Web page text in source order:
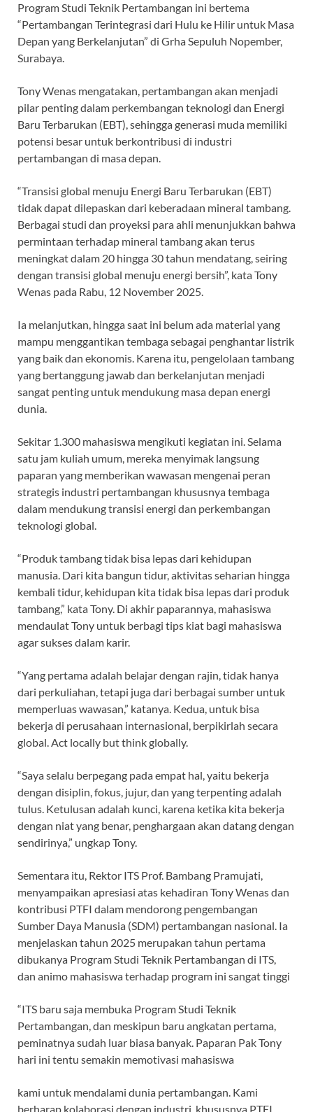
Program Studi Teknik Pertambangan ini bertema
“Pertambangan Terintegrasi dari Hulu ke Hilir untuk Masa
Depan yang Berkelanjutan” di Grha Sepuluh Nopember,
Surabaya.
Tony Wenas mengatakan, pertambangan akan menjadi
pilar penting dalam perkembangan teknologi dan Energi
Baru Terbarukan (EBT), sehingga generasi muda memiliki
potensi besar untuk berkontribusi di industri
pertambangan di masa depan.
“Transisi global menuju Energi Baru Terbarukan (EBT)
tidak dapat dilepaskan dari keberadaan mineral tambang.
Berbagai studi dan proyeksi para ahli menunjukkan bahwa
permintaan terhadap mineral tambang akan terus
meningkat dalam 20 hingga 30 tahun mendatang, seiring
dengan transisi global menuju energi bersih”, kata Tony
Wenas pada Rabu, 12 November 2025.
Ia melanjutkan, hingga saat ini belum ada material yang
mampu menggantikan tembaga sebagai penghantar listrik
yang baik dan ekonomis. Karena itu, pengelolaan tambang
yang bertanggung jawab dan berkelanjutan menjadi
sangat penting untuk mendukung masa depan energi
dunia.
Sekitar 1.300 mahasiswa mengikuti kegiatan ini. Selama
satu jam kuliah umum, mereka menyimak langsung
paparan yang memberikan wawasan mengenai peran
strategis industri pertambangan khususnya tembaga
dalam mendukung transisi energi dan perkembangan
teknologi global.
“Produk tambang tidak bisa lepas dari kehidupan
manusia. Dari kita bangun tidur, aktivitas seharian hingga
kembali tidur, kehidupan kita tidak bisa lepas dari produk
tambang,” kata Tony. Di akhir paparannya, mahasiswa
mendaulat Tony untuk berbagi tips kiat bagi mahasiswa
agar sukses dalam karir.
“Yang pertama adalah belajar dengan rajin, tidak hanya
dari perkuliahan, tetapi juga dari berbagai sumber untuk
memperluas wawasan,” katanya. Kedua, untuk bisa
bekerja di perusahaan internasional, berpikirlah secara
global. Act locally but think globally.
“Saya selalu berpegang pada empat hal, yaitu bekerja
dengan disiplin, fokus, jujur, dan yang terpenting adalah
tulus. Ketulusan adalah kunci, karena ketika kita bekerja
dengan niat yang benar, penghargaan akan datang dengan
sendirinya,” ungkap Tony.
Sementara itu, Rektor ITS Prof. Bambang Pramujati,
menyampaikan apresiasi atas kehadiran Tony Wenas dan
kontribusi PTFI dalam mendorong pengembangan
Sumber Daya Manusia (SDM) pertambangan nasional. Ia
menjelaskan tahun 2025 merupakan tahun pertama
dibukanya Program Studi Teknik Pertambangan di ITS,
dan animo mahasiswa terhadap program ini sangat tinggi
“ITS baru saja membuka Program Studi Teknik
Pertambangan, dan meskipun baru angkatan pertama,
peminatnya sudah luar biasa banyak. Paparan Pak Tony
hari ini tentu semakin memotivasi mahasiswa
kami untuk mendalami dunia pertambangan. Kami
berharap kolaborasi dengan industri, khususnya PTFI,